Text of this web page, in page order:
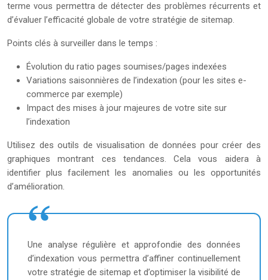
terme vous permettra de détecter des problèmes récurrents et
d’évaluer l’efficacité globale de votre stratégie de sitemap.
Points clés à surveiller dans le temps :
Évolution du ratio pages soumises/pages indexées
Variations saisonnières de l’indexation (pour les sites e-
commerce par exemple)
Impact des mises à jour majeures de votre site sur
l’indexation
Utilisez des outils de visualisation de données pour créer des
graphiques montrant ces tendances. Cela vous aidera à
identifier plus facilement les anomalies ou les opportunités
d’amélioration.
Une analyse régulière et approfondie des données
d’indexation vous permettra d’affiner continuellement
votre stratégie de sitemap et d’optimiser la visibilité de